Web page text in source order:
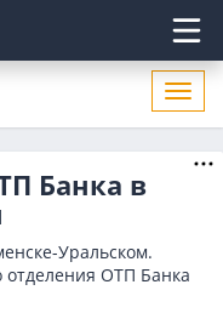
Банка в
Уральском.
отделения ОТП Банка
Часы работы,